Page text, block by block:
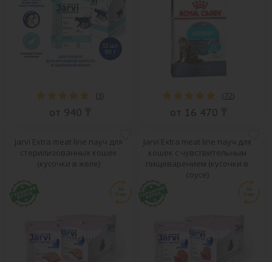
( 3)
от 940 ₸
( 72)
от 16 470 ₸
Jarvi Extra meat line пауч для
стерилизованных кошек
(кусочки в желе)
Jarvi Extra meat line пауч для
кошек с чувствительным
пищеварением (кусочки в
соусе)